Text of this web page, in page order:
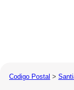
Codigo Postal >